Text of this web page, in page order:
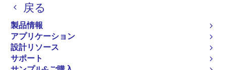
戻る
製品情報
アプリケーション
設計リソース
サポート
く
ず